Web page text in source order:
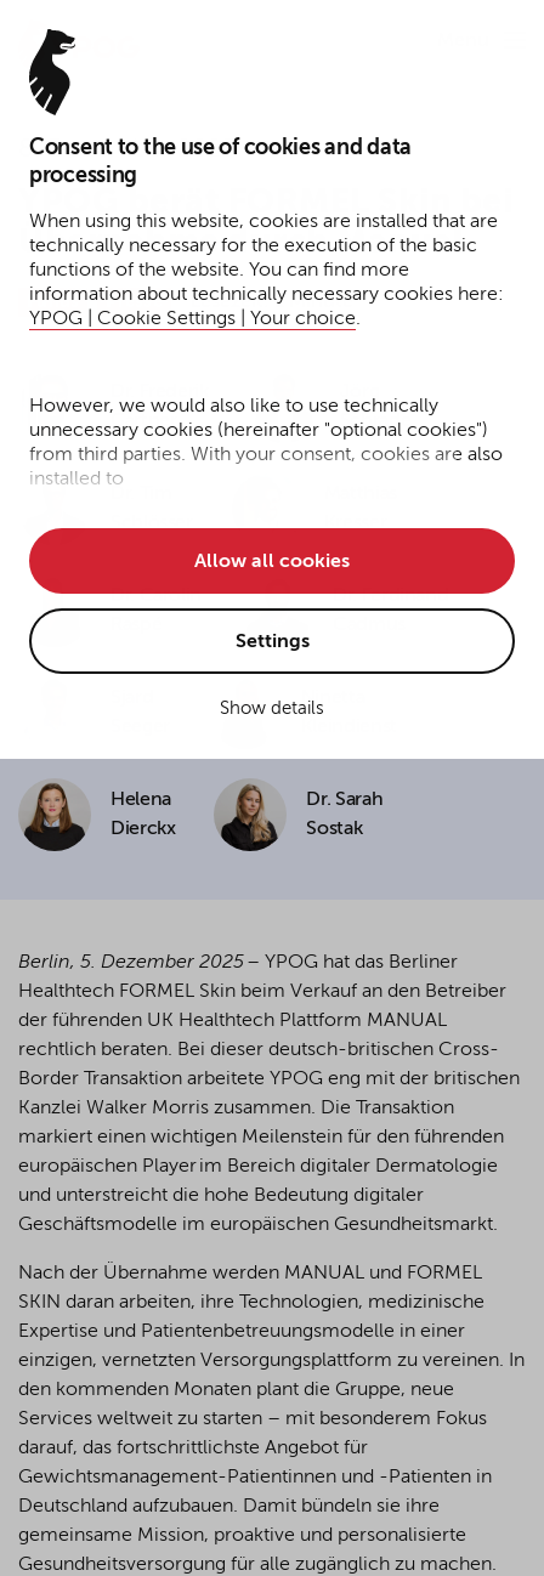
Consent to the use of cookies and data
processing
When using this website, cookies are installed that are
technically necessary for the execution of the basic
functions of the website. You can find more
information about technically necessary cookies here:
YPOG | Cookie Settings | Your choice.
However, we would also like to use technically
unnecessary cookies (hereinafter "optional cookies")
from third parties. With your consent, cookies are also
installed to
• improve the functionality of the website and
• Track your online behavior for targeted advertising
purposes.
to reject all optional cookies.
cookie
button at the bottom of our website.
For more details, see the cookie settings and our
privacy policy
Allow all cookies
Settings
Show details
8. Dezember 2025
Übernahme durch Manual
Funds Presse Lesezeit: 1 Minute
Schrade
Dr. Carolin
Dr. Ferdinand
Ninetta
Helena
Dierckx
Dr. Sarah
Sostak
Berlin, 5. Dezember 2025 – YPOG hat das Berliner
Healthtech FORMEL Skin beim Verkauf an den Betreiber
der führenden UK Healthtech Plattform MANUAL
rechtlich beraten. Bei dieser deutsch-britischen Cross-
Border Transaktion arbeitete YPOG eng mit der britischen
Kanzlei Walker Morris zusammen. Die Transaktion
markiert einen wichtigen Meilenstein für den führenden
europäischen Player im Bereich digitaler Dermatologie
und unterstreicht die hohe Bedeutung digitaler
Geschäftsmodelle im europäischen Gesundheitsmarkt.
Nach der Übernahme werden MANUAL und FORMEL
SKIN daran arbeiten, ihre Technologien, medizinische
Expertise und Patientenbetreuungsmodelle in einer
einzigen, vernetzten Versorgungsplattform zu vereinen. In
den kommenden Monaten plant die Gruppe, neue
Services weltweit zu starten – mit besonderem Fokus
darauf, das fortschrittlichste Angebot für
Gewichtsmanagement-Patientinnen und -Patienten in
Deutschland aufzubauen. Damit bündeln sie ihre
gemeinsame Mission, proaktive und personalisierte
Gesundheitsversorgung für alle zugänglich zu machen.